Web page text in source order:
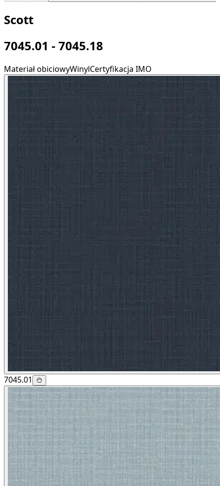
Scott
7045.01 - 7045.18
Materiał obiciowyWinylCertyfikacja IMO
7045.01